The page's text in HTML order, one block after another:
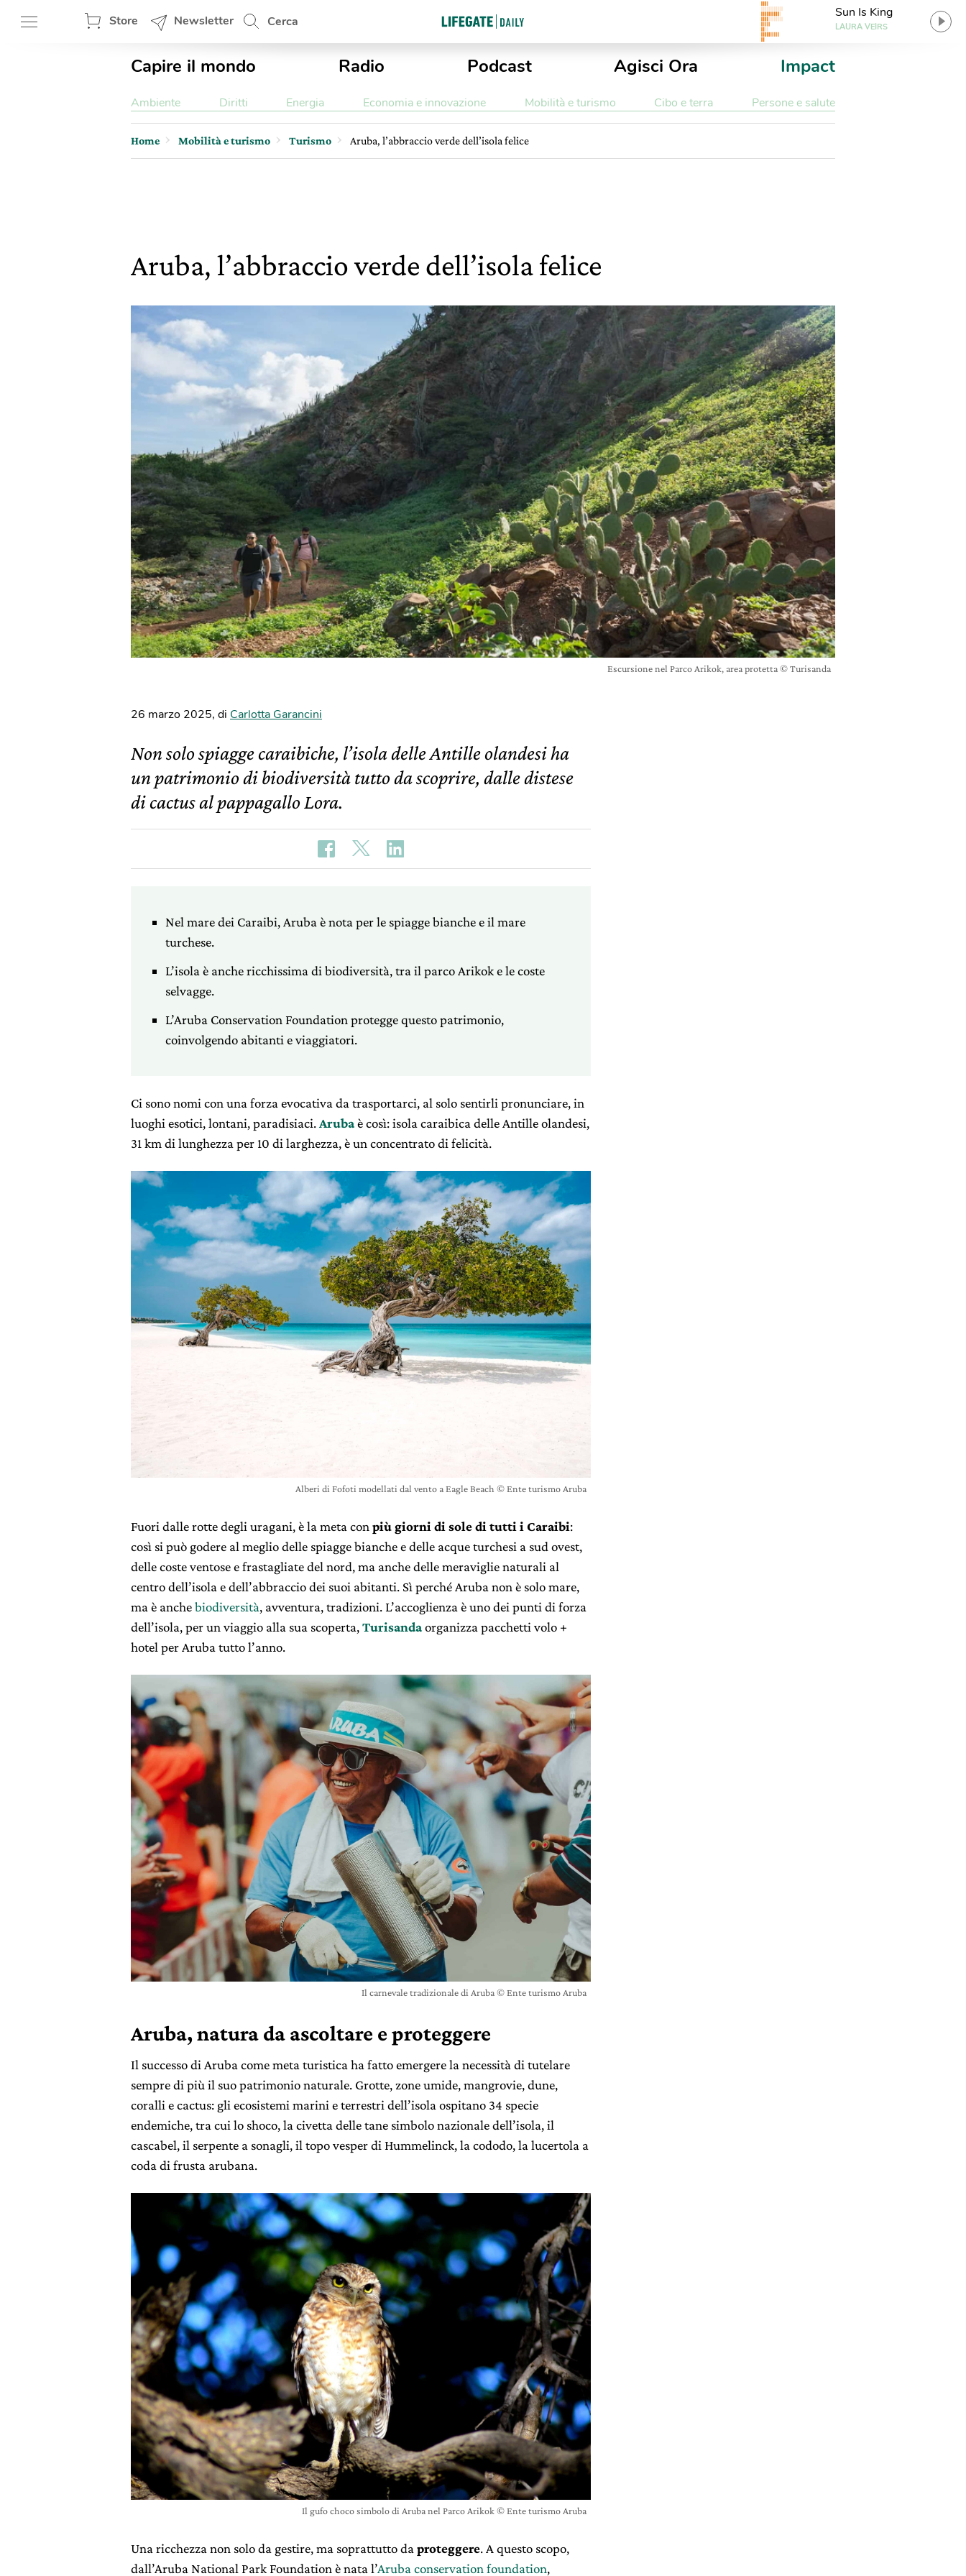
Store Newsletter Cerca
Sun Is King
LAURA VEIRS
Capire il mondo Radio Podcast Agisci Ora Impact
Ambiente Diritti Energia Economia e innovazione Mobilità e turismo Cibo e terra Persone e salute
Home Mobilità e turismo Turismo Aruba, l’abbraccio verde dell’isola felice
Aruba, l’abbraccio verde dell’isola felice
Escursione nel Parco Arikok, area protetta © Turisanda
26 marzo 2025, di Carlotta Garancini
Non solo spiagge caraibiche, l’isola delle Antille olandesi ha
un patrimonio di biodiversità tutto da scoprire, dalle distese
di cactus al pappagallo Lora.
Nel mare dei Caraibi, Aruba è nota per le spiagge bianche e il mare
turchese.
L’isola è anche ricchissima di biodiversità, tra il parco Arikok e le coste
selvagge.
L’Aruba Conservation Foundation protegge questo patrimonio,
coinvolgendo abitanti e viaggiatori.
Ci sono nomi con una forza evocativa da trasportarci, al solo sentirli pronunciare, in
luoghi esotici, lontani, paradisiaci.Arubaè così: isola caraibica delle Antille olandesi,
31 km di lunghezza per 10 di larghezza, è un concentrato di felicità.
Alberi di Fofoti modellati dal vento a Eagle Beach © Ente turismo Aruba
Fuori dalle rotte degli uragani, è la meta con più giorni di sole di tutti i Caraibi:
così si può godere al meglio delle spiagge bianche e delle acque turchesi a sud ovest,
delle coste ventose e frastagliate del nord, ma anche delle meraviglie naturali al
centro dell’isola e dell’abbraccio dei suoi abitanti. Sì perché Aruba non è solo mare,
ma è anchebiodiversità, avventura, tradizioni. L’accoglienza è uno dei punti di forza
dell’isola, per un viaggio alla sua scoperta,Turisandaorganizza pacchetti volo +
hotel per Aruba tutto l’anno.
Il carnevale tradizionale di Aruba © Ente turismo Aruba
Aruba, natura da ascoltare e proteggere
Il successo di Aruba come meta turistica ha fatto emergere la necessità di tutelare
sempre di più il suopatrimonio naturale. Grotte, zone umide, mangrovie, dune,
coralli e cactus: gli ecosistemi marini e terrestri dell’isola ospitano 34 specie
endemiche, tra cui lo shoco, la civetta delle tane simbolo nazionale dell’isola, il
cascabel, il serpente a sonagli, il topo vesper di Hummelinck, la cododo, la lucertola a
coda di frusta arubana.
Il gufo choco simbolo di Aruba nel Parco Arikok © Ente turismo Aruba
Una ricchezza non solo da gestire, ma soprattutto da proteggere. A questo scopo,
dall’Aruba National Park Foundation è nata l’Aruba conservation foundation,